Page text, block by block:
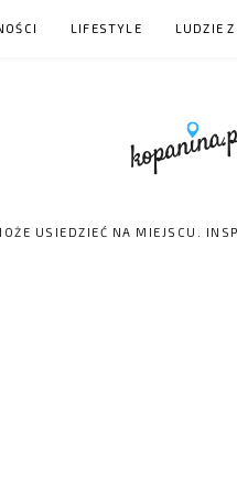
LIFESTYLE LUDZIE Z
USIEDZIEĆ NA MIEJSCU.